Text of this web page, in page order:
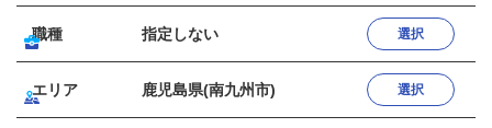
職種 指定しない 選択
エリア 鹿児島県(南九州市) 選択